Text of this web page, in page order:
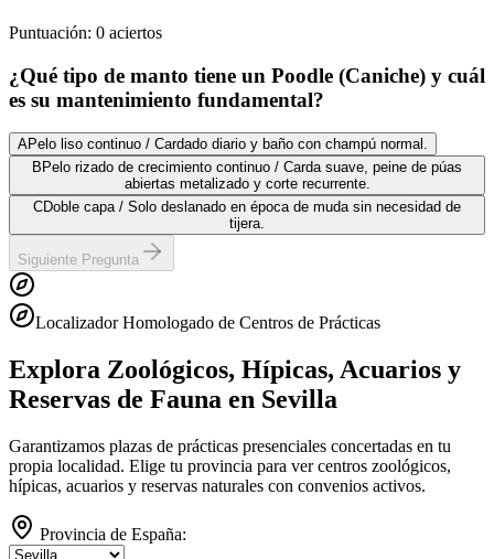
Puntuación: 0 aciertos
¿Qué tipo de manto tiene un Poodle (Caniche) y cuál
es su mantenimiento fundamental?
APelo liso continuo / Cardado diario y baño con champú normal.
B Pelo rizado de crecimiento continuo / Carda suave, peine de púas
abiertas metalizado y corte recurrente.
CDoble capa / Solo deslanado en época de muda sin necesidad de
tijera.
Siguiente Pregunta
Localizador Homologado de Centros de Prácticas
Explora Zoológicos, Hípicas, Acuarios y
Reservas de Fauna en Sevilla
Garantizamos plazas de prácticas presenciales concertadas en tu
propia localidad. Elige tu provincia para ver centros zoológicos,
hípicas, acuarios y reservas naturales con convenios activos.
Provincia de España: